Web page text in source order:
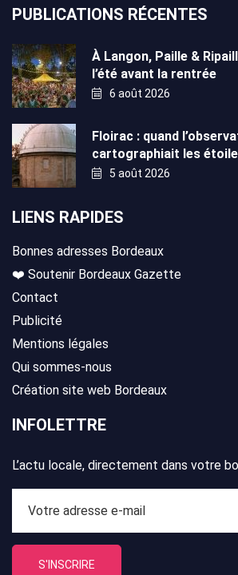
PUBLICATIONS RÉCENTES
À Langon, Paille &
l’été avant la rentrée
6 août 2026
Floirac : quand
cartographiait les
5 août 2026
LIENS RAPIDES
Bonnes adresses Bordeaux
❤️ Soutenir Bordeaux Gazette
Contact
Publicité
Mentions légales
Qui sommes-nous
Création site web Bordeaux
INFOLETTRE
L’actu locale, directement dans votre
S'INSCRIRE